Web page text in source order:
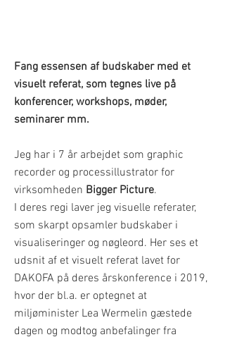
Fang essensen af budskaber med et
visuelt referat, som tegnes live på
konferencer, workshops, møder,
seminarer mm.
Jeg har i 7 år arbejdet som graphic
recorder og processillustrator for
virksomheden Bigger Picture.
I deres regi laver jeg visuelle referater,
som skarpt opsamler budskaber i
visualiseringer og nøgleord. Her ses et
udsnit af et visuelt referat lavet for
DAKOFA på deres årskonference i 2019,
hvor der bl.a. er optegnet at
miljøminister Lea Wermelin gæstede
dagen og modtog anbefalinger fra